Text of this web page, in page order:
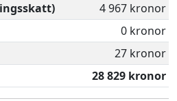
4 967 kronor
0 kronor
27 kronor
28 829 kronor